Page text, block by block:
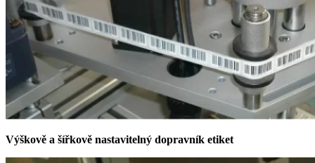
Výškově a šířkově nastavitelný dopravník etiket